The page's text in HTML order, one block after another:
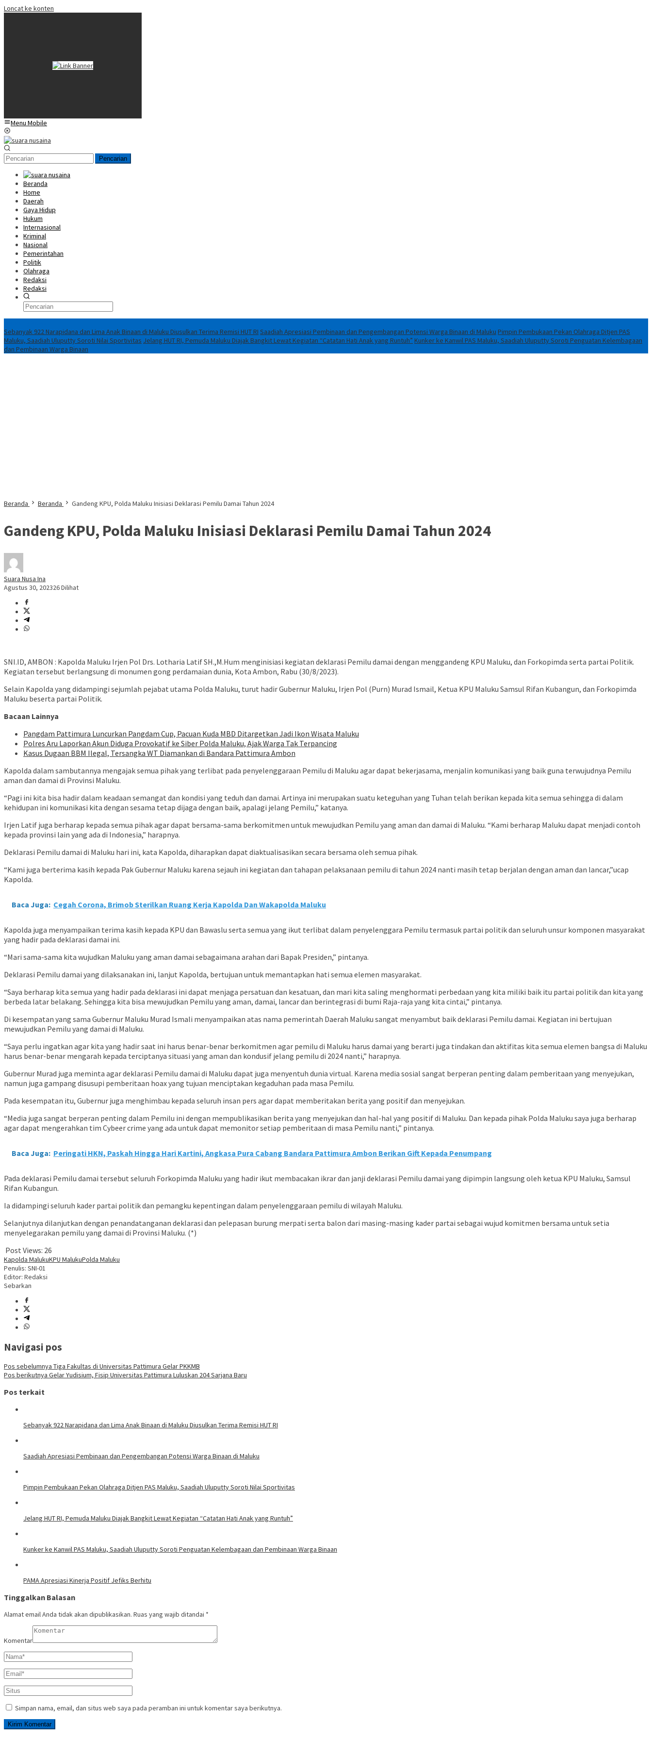
Loncat ke konten
Menu Mobile
Pencarian
Beranda
Home
Daerah
Gaya Hidup
Hukum
Internasional
Kriminal
Nasional
Pemerintahan
Politik
Olahraga
Redaksi
Redaksi
Sebanyak 922 Narapidana dan Lima Anak Binaan di Maluku Diusulkan Terima Remisi HUT RI Saadiah Apresiasi Pembinaan dan Pengembangan Potensi Warga Binaan di Maluku Pimpin Pembukaan Pekan Olahraga Ditjen PAS
Maluku, Saadiah Uluputty Soroti Nilai Sportivitas Jelang HUT RI, Pemuda Maluku Diajak Bangkit Lewat Kegiatan “Catatan Hati Anak yang Runtuh” Kunker ke Kanwil PAS Maluku, Saadiah Uluputty Soroti Penguatan Kelembagaan
dan Pembinaan Warga Binaan
Beranda Beranda Gandeng KPU, Polda Maluku Inisiasi Deklarasi Pemilu Damai Tahun 2024
Gandeng KPU, Polda Maluku Inisiasi Deklarasi Pemilu Damai Tahun 2024
Suara Nusa Ina
Agustus 30, 202326 Dilihat
SNI.ID, AMBON : Kapolda Maluku Irjen Pol Drs. Lotharia Latif SH.,M.Hum menginisiasi kegiatan deklarasi Pemilu damai dengan menggandeng KPU Maluku, dan Forkopimda serta partai Politik.
Kegiatan tersebut berlangsung di monumen gong perdamaian dunia, Kota Ambon, Rabu (30/8/2023).
Selain Kapolda yang didampingi sejumlah pejabat utama Polda Maluku, turut hadir Gubernur Maluku, Irjen Pol (Purn) Murad Ismail, Ketua KPU Maluku Samsul Rifan Kubangun, dan Forkopimda
Maluku beserta partai Politik.
Bacaan Lainnya
Pangdam Pattimura Luncurkan Pangdam Cup, Pacuan Kuda MBD Ditargetkan Jadi Ikon Wisata Maluku
Polres Aru Laporkan Akun Diduga Provokatif ke Siber Polda Maluku, Ajak Warga Tak Terpancing
Kasus Dugaan BBM Ilegal, Tersangka WT Diamankan di Bandara Pattimura Ambon
Kapolda dalam sambutannya mengajak semua pihak yang terlibat pada penyelenggaraan Pemilu di Maluku agar dapat bekerjasama, menjalin komunikasi yang baik guna terwujudnya Pemilu
aman dan damai di Provinsi Maluku.
“Pagi ini kita bisa hadir dalam keadaan semangat dan kondisi yang teduh dan damai. Artinya ini merupakan suatu keteguhan yang Tuhan telah berikan kepada kita semua sehingga di dalam
kehidupan ini komunikasi kita dengan sesama tetap dijaga dengan baik, apalagi jelang Pemilu,” katanya.
Irjen Latif juga berharap kepada semua pihak agar dapat bersama-sama berkomitmen untuk mewujudkan Pemilu yang aman dan damai di Maluku. “Kami berharap Maluku dapat menjadi contoh
kepada provinsi lain yang ada di Indonesia,” harapnya.
Deklarasi Pemilu damai di Maluku hari ini, kata Kapolda, diharapkan dapat diaktualisasikan secara bersama oleh semua pihak.
“Kami juga berterima kasih kepada Pak Gubernur Maluku karena sejauh ini kegiatan dan tahapan pelaksanaan pemilu di tahun 2024 nanti masih tetap berjalan dengan aman dan lancar,”ucap
Kapolda.
Baca Juga: Cegah Corona, Brimob Sterilkan Ruang Kerja Kapolda Dan Wakapolda Maluku
Kapolda juga menyampaikan terima kasih kepada KPU dan Bawaslu serta semua yang ikut terlibat dalam penyelenggara Pemilu termasuk partai politik dan seluruh unsur komponen masyarakat
yang hadir pada deklarasi damai ini.
“Mari sama-sama kita wujudkan Maluku yang aman damai sebagaimana arahan dari Bapak Presiden,” pintanya.
Deklarasi Pemilu damai yang dilaksanakan ini, lanjut Kapolda, bertujuan untuk memantapkan hati semua elemen masyarakat.
“Saya berharap kita semua yang hadir pada deklarasi ini dapat menjaga persatuan dan kesatuan, dan mari kita saling menghormati perbedaan yang kita miliki baik itu partai politik dan kita yang
berbeda latar belakang. Sehingga kita bisa mewujudkan Pemilu yang aman, damai, lancar dan berintegrasi di bumi Raja-raja yang kita cintai,” pintanya.
Di kesempatan yang sama Gubernur Maluku Murad Ismali menyampaikan atas nama pemerintah Daerah Maluku sangat menyambut baik deklarasi Pemilu damai. Kegiatan ini bertujuan
mewujudkan Pemilu yang damai di Maluku.
“Saya perlu ingatkan agar kita yang hadir saat ini harus benar-benar berkomitmen agar pemilu di Maluku harus damai yang berarti juga tindakan dan aktifitas kita semua elemen bangsa di Maluku
harus benar-benar mengarah kepada terciptanya situasi yang aman dan kondusif jelang pemilu di 2024 nanti,” harapnya.
Gubernur Murad juga meminta agar deklarasi Pemilu damai di Maluku dapat juga menyentuh dunia virtual. Karena media sosial sangat berperan penting dalam pemberitaan yang menyejukan,
namun juga gampang disusupi pemberitaan hoax yang tujuan menciptakan kegaduhan pada masa Pemilu.
Pada kesempatan itu, Gubernur juga menghimbau kepada seluruh insan pers agar dapat memberitakan berita yang positif dan menyejukan.
“Media juga sangat berperan penting dalam Pemilu ini dengan mempublikasikan berita yang menyejukan dan hal-hal yang positif di Maluku. Dan kepada pihak Polda Maluku saya juga berharap
agar dapat mengerahkan tim Cybeer crime yang ada untuk dapat memonitor setiap pemberitaan di masa Pemilu nanti,” pintanya.
Baca Juga: Peringati HKN, Paskah Hingga Hari Kartini, Angkasa Pura Cabang Bandara Pattimura Ambon Berikan Gift Kepada Penumpang
Pada deklarasi Pemilu damai tersebut seluruh Forkopimda Maluku yang hadir ikut membacakan ikrar dan janji deklarasi Pemilu damai yang dipimpin langsung oleh ketua KPU Maluku, Samsul
Rifan Kubangun.
Ia didampingi seluruh kader partai politik dan pemangku kepentingan dalam penyelenggaraan pemilu di wilayah Maluku.
Selanjutnya dilanjutkan dengan penandatanganan deklarasi dan pelepasan burung merpati serta balon dari masing-masing kader partai sebagai wujud komitmen bersama untuk setia
menyelegarakan pemilu yang damai di Provinsi Maluku. (*)
Post Views: 26
Kapolda MalukuKPU MalukuPolda Maluku
Penulis: SNI-01
Editor: Redaksi
Sebarkan
Navigasi pos
Pos sebelumnya Tiga Fakultas di Universitas Pattimura Gelar PKKMB
Pos berikutnya Gelar Yudisium, Fisip Universitas Pattimura Luluskan 204 Sarjana Baru
Pos terkait
Sebanyak 922 Narapidana dan Lima Anak Binaan di Maluku Diusulkan Terima Remisi HUT RI
Saadiah Apresiasi Pembinaan dan Pengembangan Potensi Warga Binaan di Maluku
Pimpin Pembukaan Pekan Olahraga Ditjen PAS Maluku, Saadiah Uluputty Soroti Nilai Sportivitas
Jelang HUT RI, Pemuda Maluku Diajak Bangkit Lewat Kegiatan “Catatan Hati Anak yang Runtuh”
Kunker ke Kanwil PAS Maluku, Saadiah Uluputty Soroti Penguatan Kelembagaan dan Pembinaan Warga Binaan
PAMA Apresiasi Kinerja Positif Jefiks Berhitu
Tinggalkan Balasan
Alamat email Anda tidak akan dipublikasikan. Ruas yang wajib ditandai *
Komentar
Simpan nama, email, dan situs web saya pada peramban ini untuk komentar saya berikutnya.